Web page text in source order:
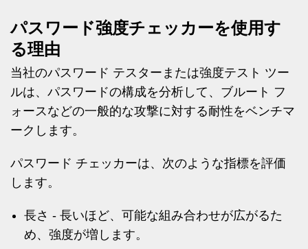
パスワード強度チェッカーを使用す
る理由
当社のパスワード テスターまたは強度テスト ツー
ルは、パスワードの構成を分析して、ブルート フ
ォースなどの一般的な攻撃に対する耐性をベンチマ
ークします。
パスワード チェッカーは、次のような指標を評価
します。
長さ - 長いほど、可能な組み合わせが広がるた
め、強度が増します。